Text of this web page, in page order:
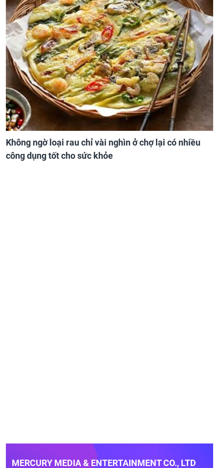
Không ngờ loại rau chỉ vài nghìn ở chợ lại có nhiều
công dụng tốt cho sức khỏe
MERCURY MEDIA & ENTERTAINMENT CO., LTD